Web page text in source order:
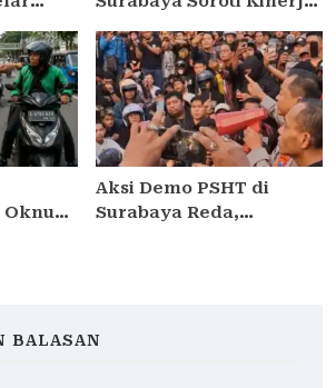
ASI
Minta Kapolres
Pelabuhan Tanjung
Perak Lakukan Evaluasi
Aksi Demo PSHT di
Surabaya Reda,
BALASAN